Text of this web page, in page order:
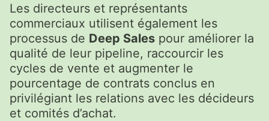
Les directeurs et représentants
commerciaux utilisent également les
processus de Deep Sales pour améliorer la
qualité de leur pipeline, raccourcir les
cycles de vente et augmenter le
pourcentage de contrats conclus en
privilégiant les relations avec les décideurs
et comités d’achat.